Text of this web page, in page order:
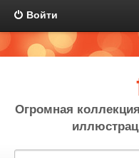
Войти
Огромная